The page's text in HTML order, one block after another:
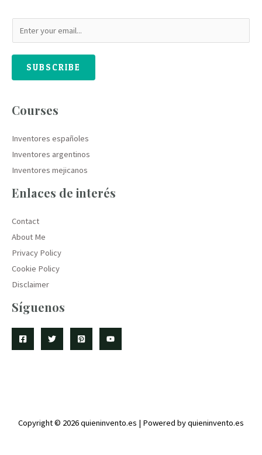
SUBSCRIBE
Courses
Inventores españoles
Inventores argentinos
Inventores mejicanos
Enlaces de interés
Contact
About Me
Privacy Policy
Cookie Policy
Disclaimer
Síguenos
Copyright © 2026 quieninvento.es | Powered by quieninvento.es